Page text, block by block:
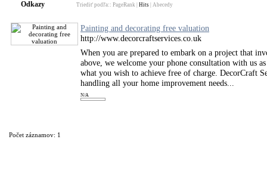
Odkazy Triediť podľa:: PageRank Hits Abecedy
Painting and decorating free valuation
http://www.decorcraftservices.co.uk
When you are prepared to embark on a project that
above, we welcome your phone consultation with us
what you wish to achieve free of charge. DecorCraft
handling all your home improvement needs...
N/A
Počet záznamov: 1